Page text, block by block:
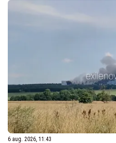
6 aug. 2026, 11:43